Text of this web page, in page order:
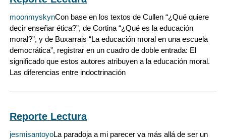
moonmyskynCon base en los textos de Cullen “¿Qué quiere
decir enseñar ética?”, de Cortina “¿Qué es la educación
moral?”, y de Buxarrais “La educación moral en una escuela
democrática”, registrar en un cuadro de doble entrada: El
significado que estos autores atribuyen a la educación moral.
Las diferencias entre indoctrinación
Reporte Lectura
jesmisantoyoLa paradoja a mi parecer va más allá de ser un